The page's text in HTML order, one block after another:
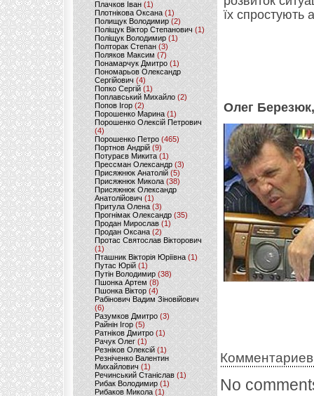
Плачков Іван(1)
Плотнікова Оксана (1)
Полищук Володимир(2)
Поліщук Віктор Степанович(1)
Поліщук Володимир (1)
Полторак Степан(3)
Поляков Максим (7)
Понамарчук Дмитро (1)
Пономарьов Олександр
Сергійович(4)
Попко Сергій (1)
Поплавський Михайло (2)
Попов Ігор(2)
Порошенко Марина (1)
Порошенко Олексій Петрович
(4)
Порошенко Петро (465)
Портнов Андрій (9)
Потураєв Микита(1)
Прессман Олександр(3)
Присяжнюк Анатолій (5)
Присяжнюк Микола (38)
Присяжнюк Олександр
Анатолійович (1)
Притула Олена (3)
Прогнімак Олександр(35)
Продан Мирослав(1)
Продан Оксана (2)
Протас Святослав Вікторович
(1)
Пташник Вікторія Юріївна (1)
Путас Юрій (1)
Путін Володимир(38)
Пшонка Артем (8)
Пшонка Віктор(4)
Рабінович Вадим Зіновійович
(6)
Разумков Дмитро (3)
Райнін Ігор(5)
Ратніков Дмитро (1)
Рачук Олег (1)
Резніков Олексій(1)
Резніченко Валентин
Михайлович (1)
Речинський Станіслав (1)
Рибак Володимир(1)
Рибаков Микола(1)
їх спростують
Олег
No